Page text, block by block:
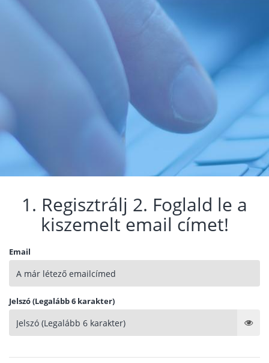
1. Regisztrálj 2. Foglald le a
kiszemelt email címet!
Email
Jelszó (Legalább 6 karakter)